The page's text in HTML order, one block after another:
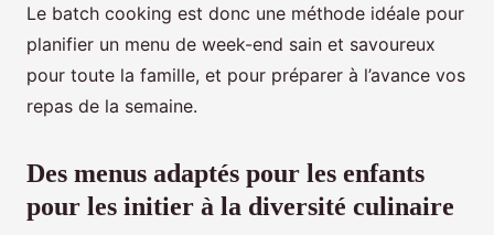
Le batch cooking est donc une méthode idéale pour
planifier un menu de week-end sain et savoureux
pour toute la famille, et pour préparer à l’avance vos
repas de la semaine.
Des menus adaptés pour les enfants
pour les initier à la diversité culinaire